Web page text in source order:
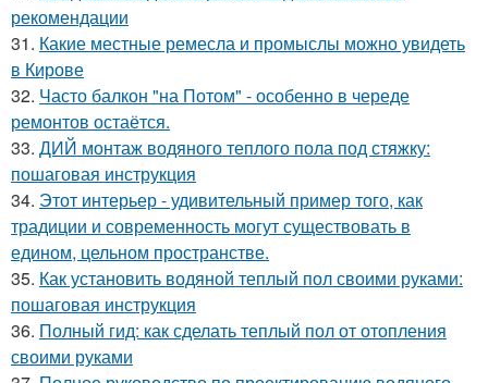
рекомендации
31. Какие местные ремесла и промыслы можно увидеть
в Кирове
32. Часто балкон "на Потом" - особенно в череде
ремонтов остаётся.
33. ДИЙ монтаж водяного теплого пола под стяжку:
пошаговая инструкция
34. Этот интерьер - удивительный пример того, как
традиции и современность могут существовать в
едином, цельном пространстве.
35. Как установить водяной теплый пол своими руками:
пошаговая инструкция
36. Полный гид: как сделать теплый пол от отопления
своими руками